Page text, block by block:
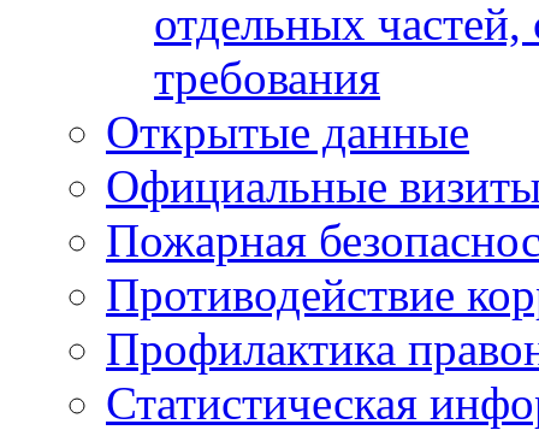
отдельных
требования
Открытые данные
Официальные
Пожарная
Противодействие
Профилактика
Статистическая